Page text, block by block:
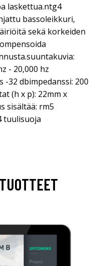
laskettua.ntg4
bassoleikkuri,
sekä korkeiden
- 20,000 hz
-32 dbimpedanssi: 200
(h x p): 22mm x
sisältää: rm5
tuulisuoja